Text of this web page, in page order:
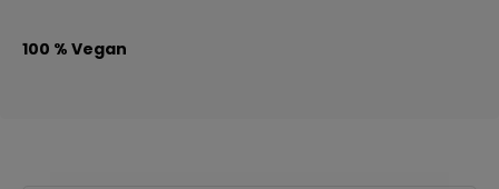
100 % Vegan